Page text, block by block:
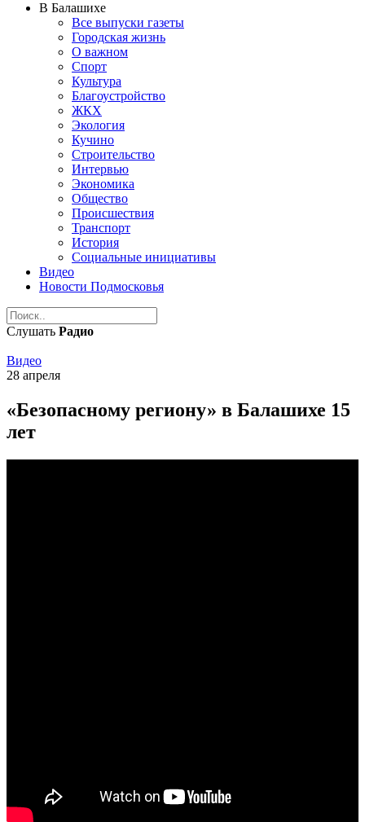
В Балашихе
Все выпуски газеты
Городская жизнь
О важном
Спорт
Культура
Благоустройство
ЖКХ
Экология
Кучино
Строительство
Интервью
Экономика
Общество
Происшествия
Транспорт
История
Социальные инициативы
Видео
Новости Подмосковья
Слушать Радио
Видео
28 апреля
«Безопасному региону» в Балашихе 15
лет